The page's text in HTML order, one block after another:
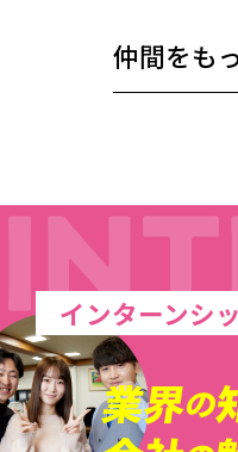
仲間をも
インターンシ